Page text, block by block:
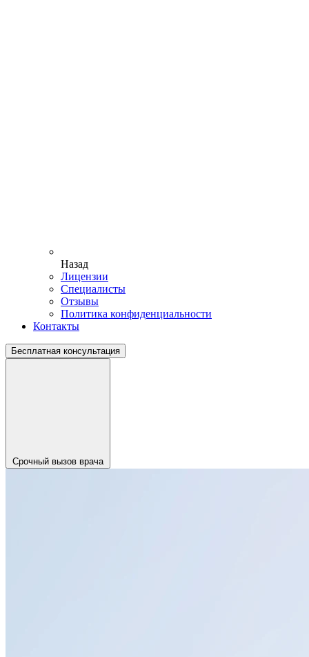
Назад
Лицензии
Специалисты
Отзывы
Политика конфиденциальности
Контакты
Бесплатная консультация
Срочный вызов врача